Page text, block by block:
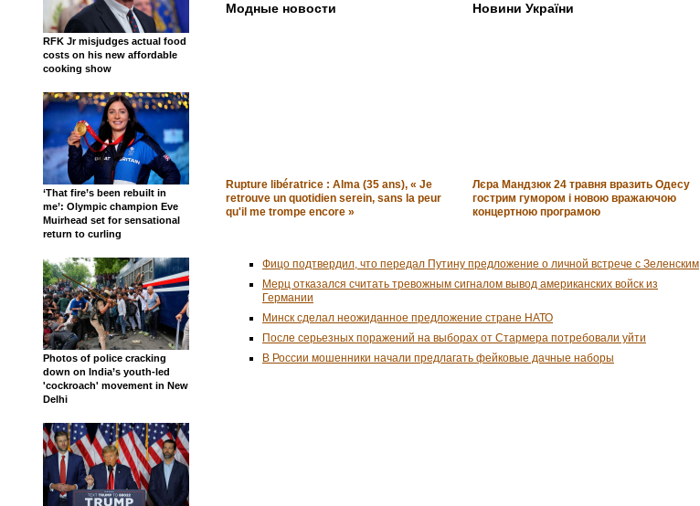
RFK Jr misjudges actual food
costs on his new affordable
cooking show
‘That fire’s been rebuilt in
me’: Olympic champion Eve
Muirhead set for sensational
return to curling
Photos of police cracking
down on India’s youth-led
'cockroach' movement in New
Delhi
Модные новости
Rupture libératrice : Alma (35 ans), « Je
retrouve un quotidien serein, sans la peur
qu'il me trompe encore »
Новини України
Лєра Мандзюк 24 травня вразить Одесу
гострим гумором і новою вражаючою
концертною програмою
Фицо подтвердил, что передал Путину предложение о личной встрече с Зеленским
Мерц отказался считать тревожным сигналом вывод американских войск из
Германии
Минск сделал неожиданное предложение стране НАТО
После серьезных поражений на выборах от Стармера потребовали уйти
В России мошенники начали предлагать фейковые дачные наборы